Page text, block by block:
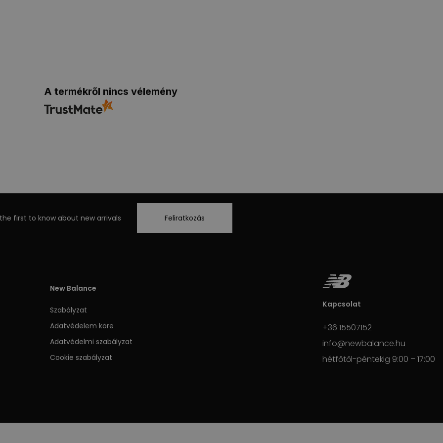
A termékről nincs vélemény
first to know about new arrivals Feliratkozás
New Balance
Szabályzat
Adatvédelem köre
Adatvédelmi szabályzat
Cookie szabályzat
Kapcsolat
+36 15507152
info@newbalance.hu
hétfőtől-péntekig 9:00 – 17:00